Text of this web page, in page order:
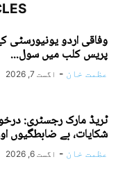
وفاقی اردو یونیورسٹی
پریس کلب میں سول...
عظمت خان - اگست 7, 2026
ٹریڈ مارک رجسٹری:
شکایات، بے ضابطگیوں
عظمت خان - اگست 6, 2026